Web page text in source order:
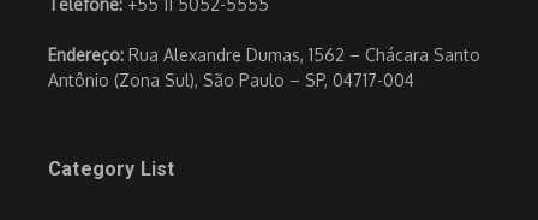
Telefone: +55 11 5052-5555
Endereço: Rua Alexandre Dumas, 1562 – Chácara Santo
Antônio (Zona Sul), São Paulo – SP, 04717-004
Category List